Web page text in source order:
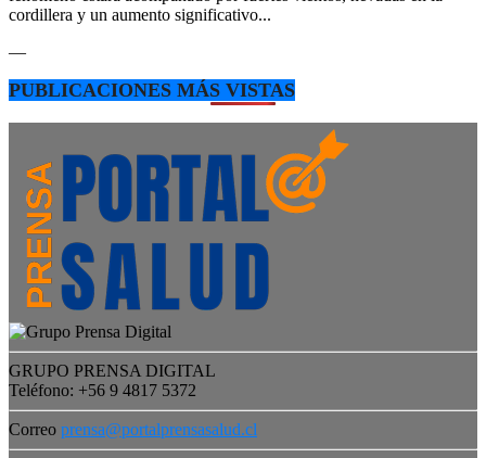
cordillera y un aumento significativo...
—
PUBLICACIONES MÁS VISTAS
GRUPO PRENSA DIGITAL
Teléfono: +56 9 4817 5372
Correo prensa@portalprensasalud.cl